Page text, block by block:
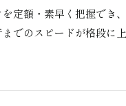
定額・素早く把握でき
でのスピードが格段に